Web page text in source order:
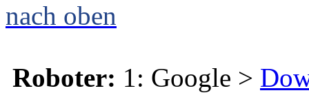
nach oben
Roboter: 1: Google >